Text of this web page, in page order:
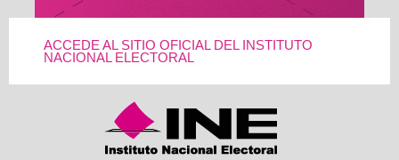
ACCEDE AL SITIO OFICIAL DEL INSTITUTO
NACIONAL ELECTORAL